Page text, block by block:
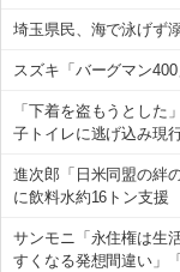
埼玉県民、海で泳げず
スズキ「バーグマン
「下着を盗もうとし
子トイレに逃げ込み現
進次郎「日米同盟の絆
に飲料水約16トン支援
サンモニ「永住権は生
すくなる発想間違い」